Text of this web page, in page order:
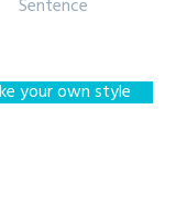
Sentence
your own style